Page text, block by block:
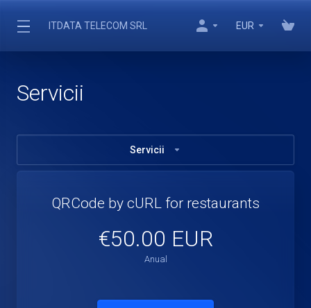
ITDATA TELECOM SRL EUR
Servicii
Servicii
QRCode by cURL for restaurants
€50.00 EUR
Anual